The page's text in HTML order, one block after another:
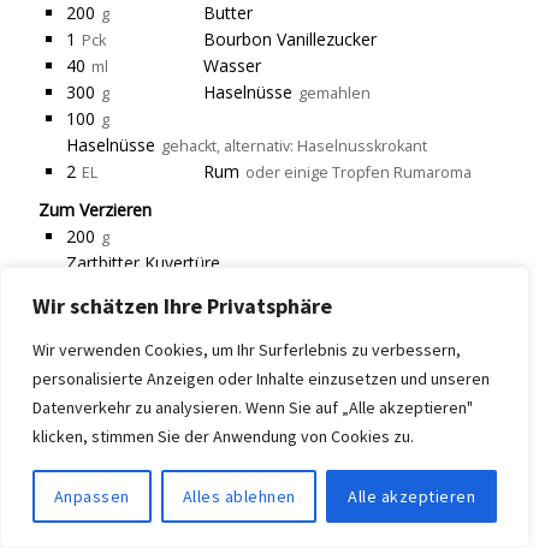
Wir schätzen Ihre Privatsphäre
Wir verwenden Cookies, um Ihr Surferlebnis zu verbessern,
personalisierte Anzeigen oder Inhalte einzusetzen und unseren
Datenverkehr zu analysieren. Wenn Sie auf „Alle akzeptieren"
klicken, stimmen Sie der Anwendung von Cookies zu.
Anpassen Alles ablehnen Alle akzeptieren
200 g
Butter
1 Pck
Bourbon Vanillezucker
40 ml
Wasser
300 g Haselnüsse gemahlen
100 g
Haselnüsse gehackt, alternativ: Haselnusskrokant
2 EL Rum oder einige Tropfen Rumaroma
Zum Verzieren
200 g
Zartbitter Kuvertüre
geben und verrühren.
Instructions
Butter zusammen mit dem Zucker und
Vanillezucker in die Rührschüssel geben und cremig
Anschließend nacheinander die beiden Eier